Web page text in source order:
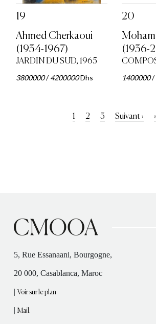
19
Ahmed Cherkaoui
(1934-1967)
JARDIN DU SUD, 1965
3800000/4200000Dhs
20
(1936-
1400000/
Page
1 Page
2 Page
3
Page
Suivant ›
5, Rue Essanaani, Bourgogne,
20 000, Casablanca, Maroc
|Voir sur le plan
|Mail.